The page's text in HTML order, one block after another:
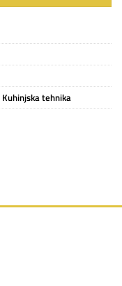
Kuhinjska tehnika